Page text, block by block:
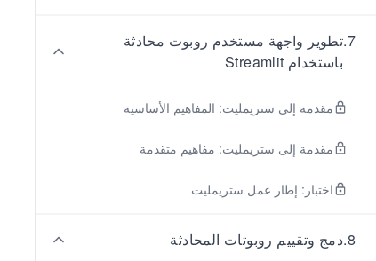
7
.تطوير واجهة مستخدم روبوت محادثة
باستخدام Streamlit
مقدمة إلى ستريمليت: المفاهيم الأساسية
مقدمة إلى ستريمليت: مفاهيم متقدمة
اختبار: إطار عمل ستريمليت
8
.دمج وتقييم روبوتات المحادثة